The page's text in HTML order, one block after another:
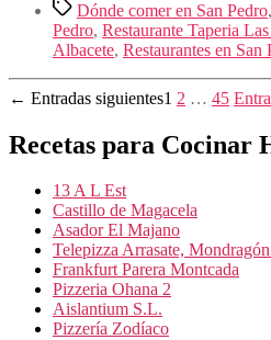
Etiquetas
Dónde comer en San Pedro,
Pedro, Restaurante Taperia
Albacete, Restaurantes en San
Paginación
de
entradas
← Entradas siguientes1 2 … 45
Recetas para Cocinar
13 A L Est
Castillo de Magacela
Asador El Majano
Telepizza Arrasate,
Frankfurt Parera Montcada
Pizzeria Ohana 2
Aislantium S.L.
Pizzería Zodíaco